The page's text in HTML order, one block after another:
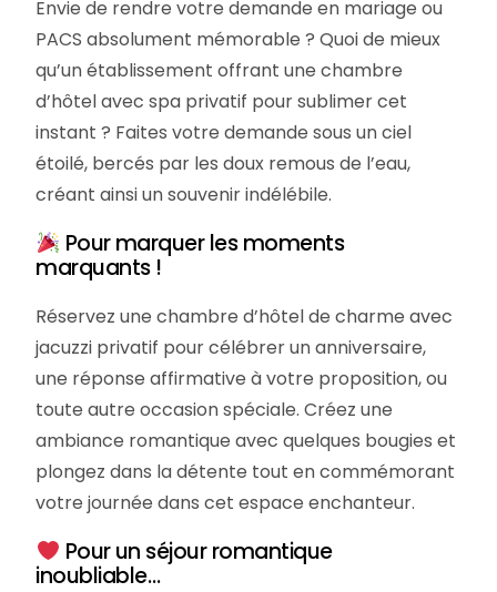
Envie de rendre votre demande en mariage ou
PACS absolument mémorable ? Quoi de mieux
qu’un établissement offrant une chambre
d’hôtel avec spa privatif pour sublimer cet
instant ? Faites votre demande sous un ciel
étoilé, bercés par les doux remous de l’eau,
créant ainsi un souvenir indélébile.
Pour marquer les moments
marquants !
Réservez une chambre d’hôtel de charme avec
jacuzzi privatif pour célébrer un anniversaire,
une réponse affirmative à votre proposition, ou
toute autre occasion spéciale. Créez une
ambiance romantique avec quelques bougies et
plongez dans la détente tout en commémorant
votre journée dans cet espace enchanteur.
Pour un séjour romantique
inoubliable…